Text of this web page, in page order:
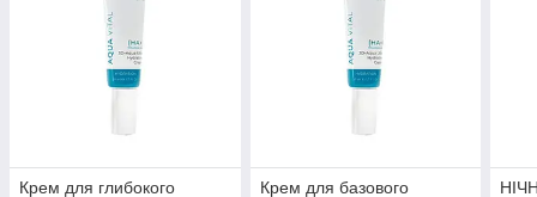
Крем для глибокого
Крем для базового